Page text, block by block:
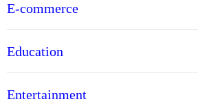
E-commerce
Education
Entertainment